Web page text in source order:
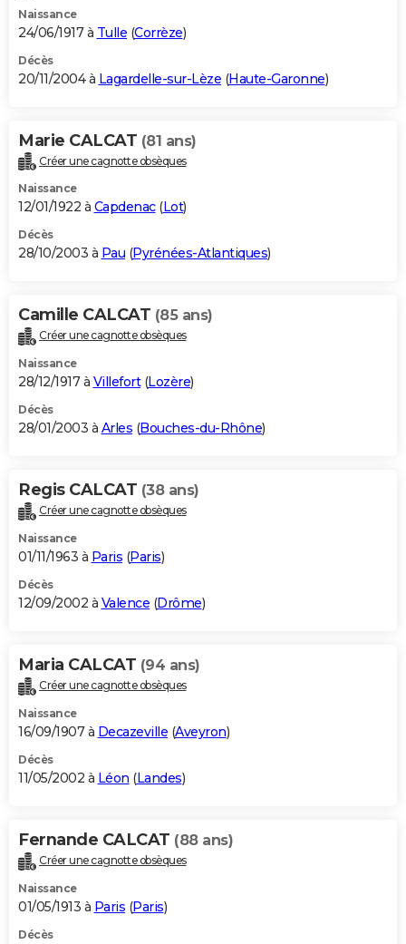
Naissance
24/06/1917 à Tulle (Corrèze)
Décès
20/11/2004 à Lagardelle-sur-Lèze (Haute-Garonne)
Marie CALCAT (81 ans)
Créer une cagnotte obsèques
Naissance
12/01/1922 à Capdenac(Lot)
Décès
28/10/2003 à Pau (Pyrénées-Atlantiques)
Camille CALCAT (85 ans)
Créer une cagnotte obsèques
Naissance
28/12/1917 à Villefort(Lozère)
Décès
28/01/2003 à Arles (Bouches-du-Rhône)
Regis CALCAT (38 ans)
Créer une cagnotte obsèques
Naissance
01/11/1963 à Paris (Paris)
Décès
12/09/2002 à Valence (Drôme)
Maria CALCAT (94 ans)
Créer une cagnotte obsèques
Naissance
16/09/1907 à Decazeville (Aveyron)
Décès
11/05/2002 à Léon (Landes)
Fernande CALCAT (88 ans)
Créer une cagnotte obsèques
Naissance
01/05/1913 à Paris (Paris)
Décès